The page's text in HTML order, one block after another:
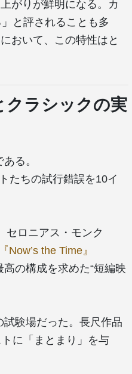
がりが鮮明になる。カ
と評されることも多
おいて、この特性はと
クラシックの実
る。
たちの試行錯誤を10イ
セロニアス・モンク
『Now’s the Time』
の構成を求めた“短編映
試験場だった。長尺作品
に「まとまり」を与